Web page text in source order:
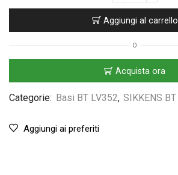
Aggiungi al carrello
O
Acquista ora
Categorie: Basi BT LV352, SIKKENS BT
Aggiungi ai preferiti